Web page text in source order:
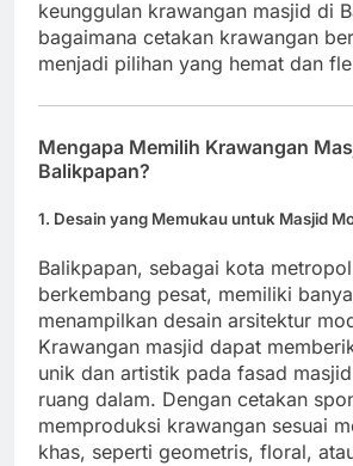
keunggulan krawangan masjid di
bagaimana cetakan krawangan
menjadi pilihan yang hemat dan
Mengapa Memilih Krawangan
Balikpapan?
1. Desain yang Memukau untuk Masjid
Balikpapan, sebagai kota
berkembang pesat, memiliki
menampilkan desain arsitektur
Krawangan masjid dapat
unik dan artistik pada fasad
ruang dalam. Dengan cetakan
memproduksi krawangan sesuai
khas, seperti geometris, floral,